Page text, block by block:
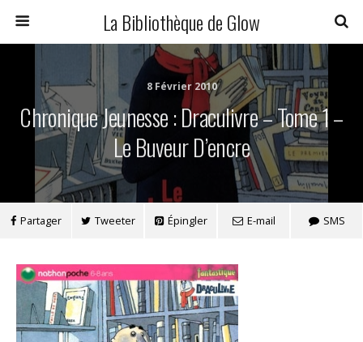
La Bibliothèque de Glow
8 Février 2010
Chronique Jeunesse : Draculivre – Tome 1 –
Le Buveur D’encre
Partager Tweeter Épingler E-mail SMS